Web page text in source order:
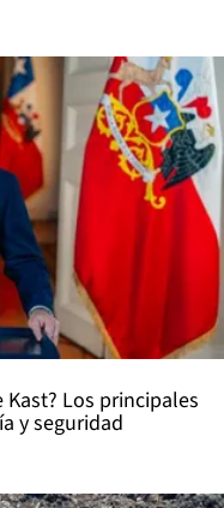
Los principales
y seguridad